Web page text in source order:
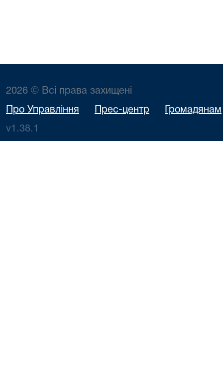
2026 © Всі права захищені
Про Управління Прес-центр Громадянам
v1.38.1